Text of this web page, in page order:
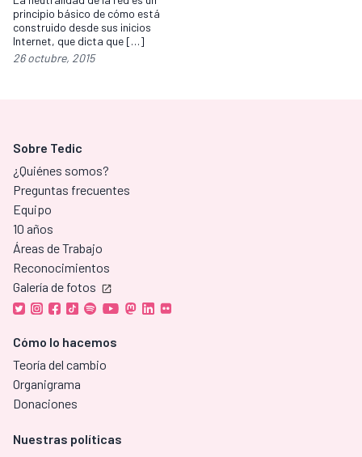
principio básico de cómo está
construido desde sus inicios
Internet, que dicta que […]
26 octubre, 2015
Sobre Tedic
¿Quiénes somos?
Preguntas frecuentes
Equipo
10 años
Áreas de Trabajo
Reconocimientos
Galería de fotos
Cómo lo hacemos
Teoría del cambio
Organigrama
Donaciones
Nuestras políticas